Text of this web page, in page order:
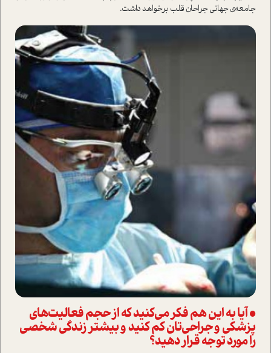
جامعه‌ی جهانی جراحان قلب برخواهد داشت.
• آیا به این هم فکر می‌کنید که از حجم فعالیت‌های
پزشکی و جراحی‌تان کم کنید و بیشتر زندگی شخصی
را مورد توجه قرار دهید؟